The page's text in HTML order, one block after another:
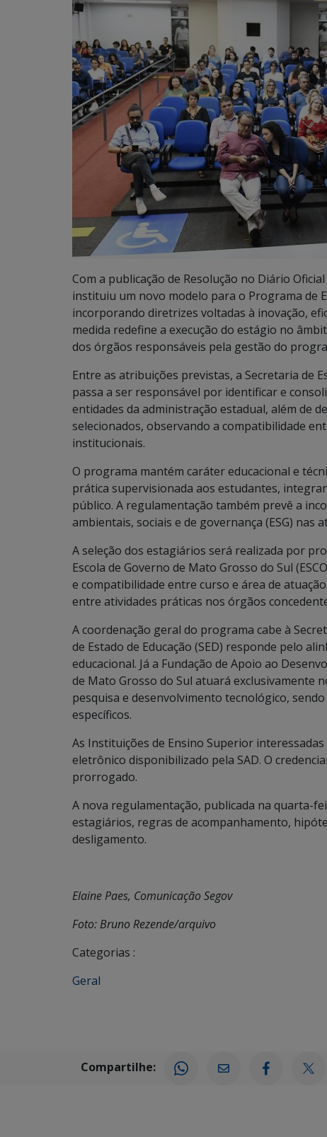
Com a publicação de Resolução no Diário
instituiu um novo modelo para o Programa de
incorporando diretrizes voltadas à inovação,
medida redefine a execução do estágio no
dos órgãos responsáveis pela gestão do
Entre as atribuições previstas, a Secretaria de
passa a ser responsável por identificar e
entidades da administração estadual, além de
selecionados, observando a compatibilidade
institucionais.
O programa mantém caráter educacional e
prática supervisionada aos estudantes,
público. A regulamentação também prevê a
ambientais, sociais e de governança (ESG) nas
A seleção dos estagiários será realizada por
Escola de Governo de Mato Grosso do Sul
e compatibilidade entre curso e área de
entre atividades práticas nos órgãos
A coordenação geral do programa cabe à
de Estado de Educação (SED) responde pelo
educacional. Já a Fundação de Apoio ao
de Mato Grosso do Sul atuará exclusivamente
pesquisa e desenvolvimento tecnológico,
específicos.
As Instituições de Ensino Superior
eletrônico disponibilizado pela SAD. O
prorrogado.
A nova regulamentação, publicada na quarta-
estagiários, regras de acompanhamento,
desligamento.
Elaine Paes, Comunicação Segov
Foto: Bruno Rezende/arquivo
Categorias :
Geral
Compartilhe: